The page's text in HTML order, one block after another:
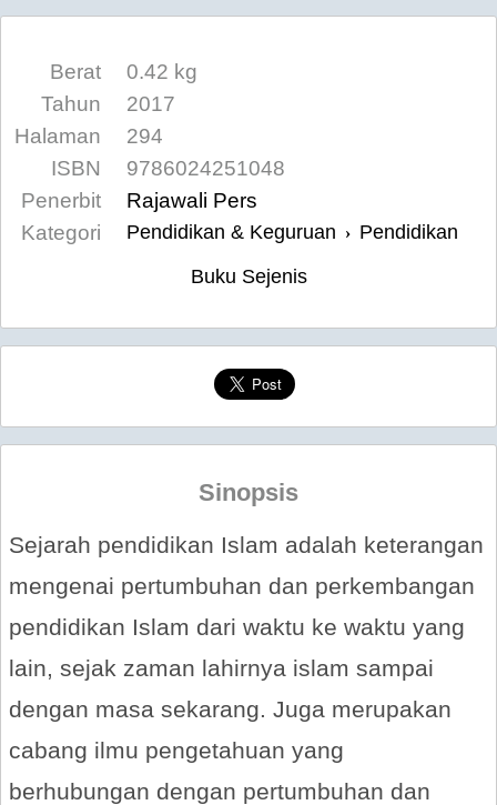
Berat
0.42 kg
Tahun
2017
Halaman
294
ISBN
9786024251048
Penerbit
Rajawali Pers
Kategori
Pendidikan & Keguruan › Pendidikan
Buku Sejenis
Sinopsis
Sejarah pendidikan Islam adalah keterangan
mengenai pertumbuhan dan perkembangan
pendidikan Islam dari waktu ke waktu yang
lain, sejak zaman lahirnya islam sampai
dengan masa sekarang. Juga merupakan
cabang ilmu pengetahuan yang
berhubungan dengan pertumbuhan dan